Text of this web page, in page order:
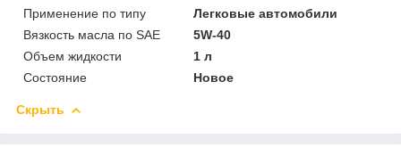
Применение по типу
Легковые автомобили
Вязкость масла по SAE
5W-40
Объем жидкости
1 л
Состояние
Новое
Скрыть